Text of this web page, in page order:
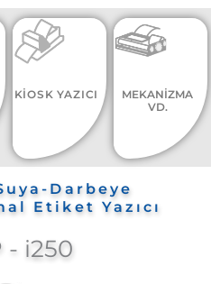
KİOSK YAZICI
MEKANİZMA
VD.
Darbeye
Etiket Yazıcı
- i250